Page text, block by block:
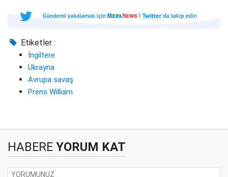
Etiketler :
İngiltere
Ukrayna
Avrupa savaş
Prens William
HABERE YORUM KAT